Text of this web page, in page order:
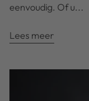
eenvoudig. Of u...
Lees meer